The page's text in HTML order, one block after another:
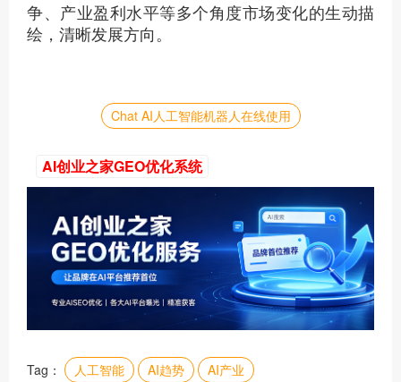
争、产业盈利水平等多个角度市场变化的生动描
绘，清晰发展方向。
Chat AI人工智能机器人在线使用
AI创业之家GEO优化系统
Tag： 人工智能 AI趋势 AI产业